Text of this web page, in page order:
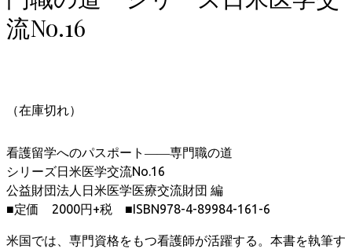
流No.16
（在庫切れ）
看護留学へのパスポート――専門職の道
シリーズ日米医学交流No.16
公益財団法人日米医学医療交流財団 編
■定価 2000円+税 ■ISBN978-4-89984-161-6
米国では、専門資格をもつ看護師が活躍する。本書を執筆す